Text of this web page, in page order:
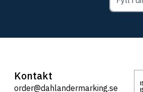
Kontakt
order@dahlandermarking.se